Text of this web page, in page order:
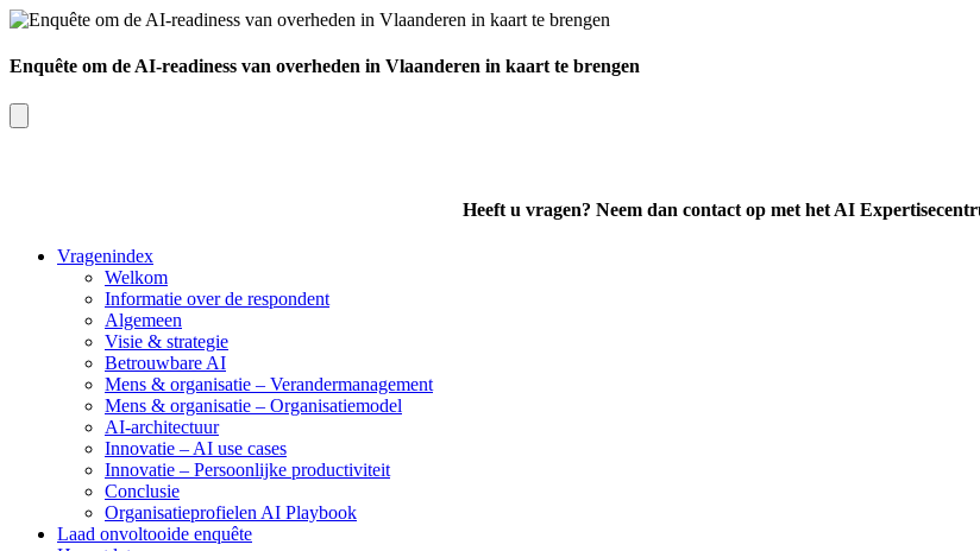
Enquête om de AI-readiness van overheden in Vlaanderen in kaart te brengen
Heeft u vragen? Neem dan contact op met het AI
Vragenindex
Welkom
Informatie over de respondent
Algemeen
Visie & strategie
Betrouwbare AI
Mens & organisatie – Verandermanagement
Mens & organisatie – Organisatiemodel
AI-architectuur
Innovatie – AI use cases
Innovatie – Persoonlijke productiviteit
Conclusie
Organisatieprofielen AI Playbook
Laad onvoltooide enquête